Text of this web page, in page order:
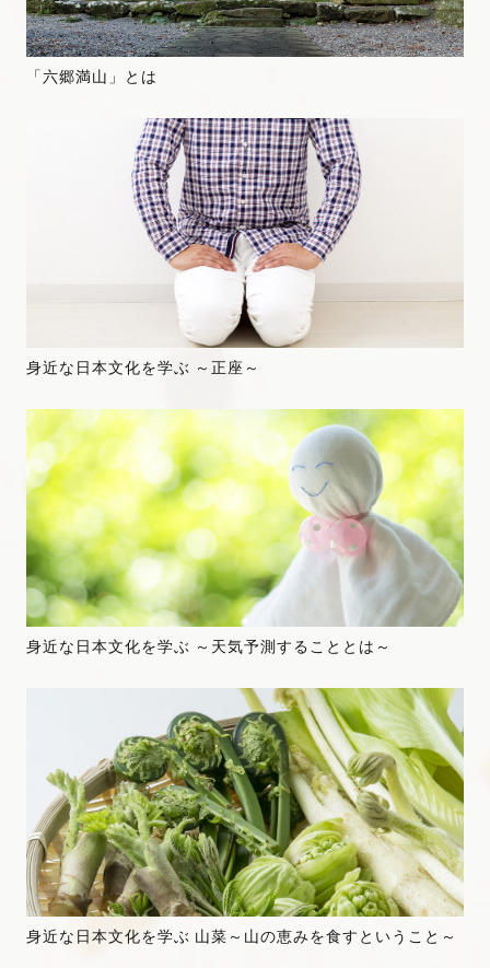
「六郷満山」とは
身近な日本文化を学ぶ ～正座～
身近な日本文化を学ぶ ～天気予測することとは～
身近な日本文化を学ぶ 山菜～山の恵みを食すということ～